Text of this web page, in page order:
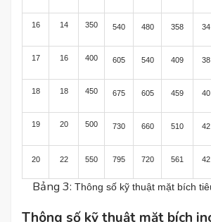
16 14 350 540 480 358 34
17 16 400 605 540 409 38
18 18 450 675 605 459 40
19 20 500 730 660 510 42
20 22 550 795 720 561 42
Bảng 3: Thông số kỹ thuật mặt bích
Thông số kỹ thuật mặt bích